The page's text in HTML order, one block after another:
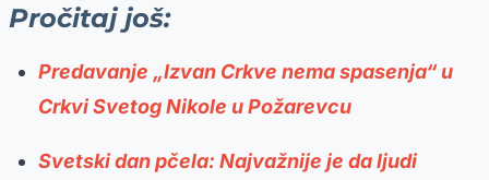
Pročitaj još:
Predavanje „Izvan Crkve nema spasenja“ u
Crkvi Svetog Nikole u Požarevcu
Svetski dan pčela: Najvažnije je da ljudi